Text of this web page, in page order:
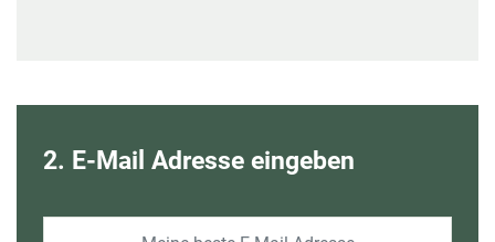
2. E-Mail Adresse eingeben